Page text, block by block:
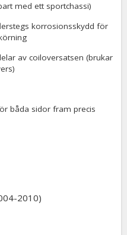
med ett sportchassi)
korrosionsskydd för
av coiloversatsen (brukar
båda sidor fram precis
2010)